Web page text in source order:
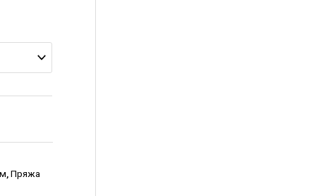
,Пряжа